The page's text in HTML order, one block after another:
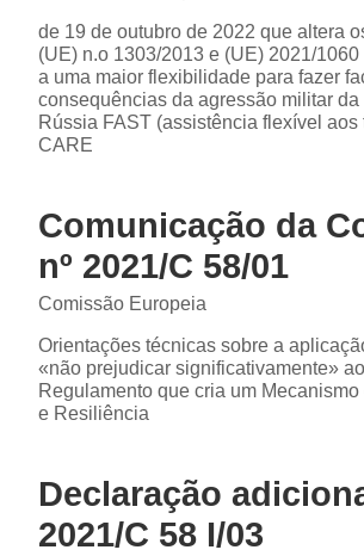
de 19 de outubro de 2022 que altera
(UE) n.o 1303/2013 e (UE) 2021/
a uma maior flexibilidade para fazer
consequências da agressão militar
Rússia FAST (assistência flexível
CARE
Comunicação da
nº 2021/C 58/01
Comissão Europeia
Orientações técnicas sobre a
«não prejudicar significativamente»
Regulamento que cria um
e Resiliência
Declaração
2021/C 58 I/03